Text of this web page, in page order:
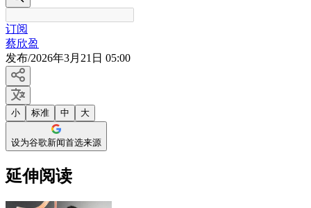
订阅
蔡欣盈
发布/2026年3月21日 05:00
小 标准 中 大
设为谷歌新闻首选来源
延伸阅读